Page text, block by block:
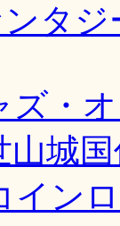
ンタ
ズ・
山城
イン